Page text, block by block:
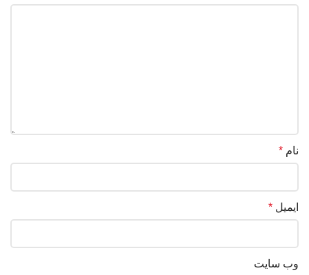
نام *
ایمیل *
وب‌ سایت